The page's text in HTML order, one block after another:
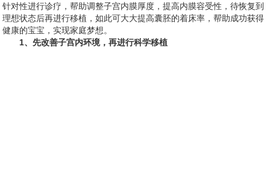
针对性进行诊疗，帮助调整子宫内膜厚度，提高内膜容受性，待恢复到
理想状态后再进行移植，如此可大大提高囊胚的着床率，帮助成功获得
健康的宝宝，实现家庭梦想。
1、先改善子宫内环境，再进行科学移植